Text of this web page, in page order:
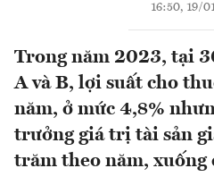
16:50, 19/
Trong năm 2023, tại
A và B, lợi suất cho
năm, ở mức 4,8%
trưởng giá trị tài sản
trăm theo năm, xuống